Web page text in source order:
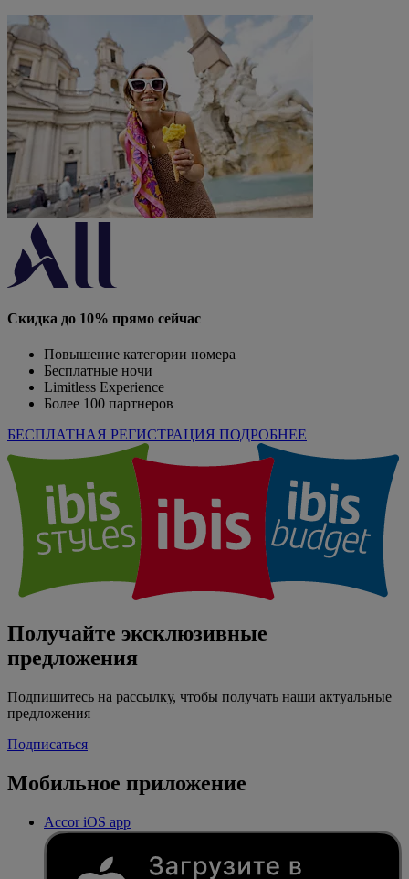
Скидка до 10% прямо сейчас
Повышение категории номера
Бесплатные ночи
Limitless Experience
Более 100 партнеров
БЕСПЛАТНАЯ РЕГИСТРАЦИЯ ПОДРОБНЕЕ
Получайте эксклюзивные
предложения
Подпишитесь на рассылку, чтобы получать наши актуальные
предложения
Подписаться
Мобильное приложение
Accor iOS app